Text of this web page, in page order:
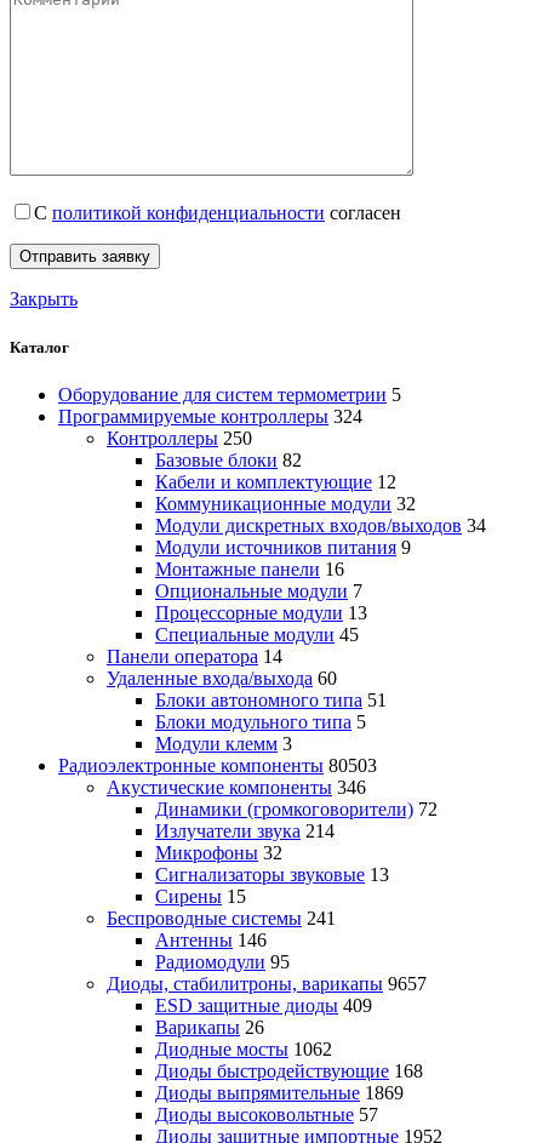
С политикой конфиденциальности согласен
Закрыть
Каталог
Оборудование для систем термометрии 5
Программируемые контроллеры 324
Контроллеры 250
Базовые блоки 82
Кабели и комплектующие 12
Коммуникационные модули 32
Модули дискретных входов/выходов 34
Модули источников питания 9
Монтажные панели 16
Опциональные модули 7
Процессорные модули 13
Специальные модули 45
Панели оператора 14
Удаленные входа/выхода 60
Блоки автономного типа 51
Блоки модульного типа 5
Модули клемм 3
Радиоэлектронные компоненты 80503
Акустические компоненты 346
Динамики (громкоговорители) 72
Излучатели звука 214
Микрофоны 32
Сигнализаторы звуковые 13
Сирены 15
Беспроводные системы 241
Антенны 146
Радиомодули 95
Диоды, стабилитроны, варикапы 9657
ESD защитные диоды 409
Варикапы 26
Диодные мосты 1062
Диоды быстродействующие 168
Диоды выпрямительные 1869
Диоды высоковольтные 57
Диоды защитные импортные 1952